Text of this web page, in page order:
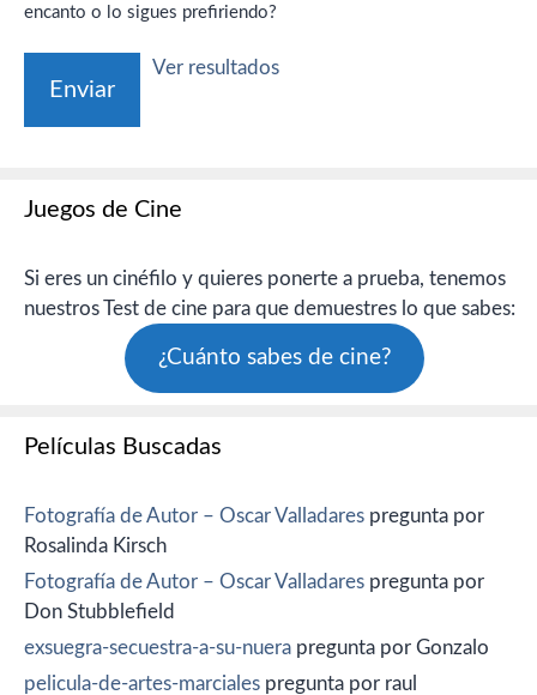
encanto o lo sigues prefiriendo?
Ver resultados
Juegos de Cine
Si eres un cinéfilo y quieres ponerte a prueba, tenemos
nuestros Test de cine para que demuestres lo que sabes:
¿Cuánto sabes de cine?
Películas Buscadas
Fotografía de Autor – Oscar Valladares pregunta por
Rosalinda Kirsch
Fotografía de Autor – Oscar Valladares pregunta por
Don Stubblefield
exsuegra-secuestra-a-su-nuera pregunta por Gonzalo
pelicula-de-artes-marciales pregunta por raul